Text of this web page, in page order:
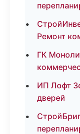
Ремонт
ГК
ИП Лофт
дверей